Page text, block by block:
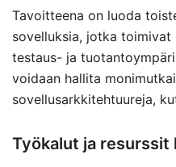
Tavoitteena on luoda
sovelluksia, jotka
testaus- ja
voidaan hallita
sovellusarkkitehtuureja,
Työkalut ja resurssit